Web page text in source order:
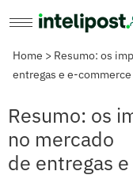
Home > Resumo: os
entregas e e-commerce
Resumo: os
no mercado
de entregas